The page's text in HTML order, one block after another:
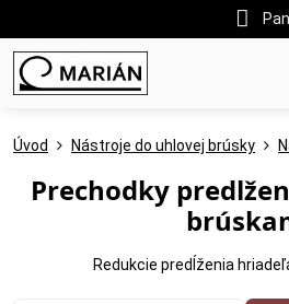
Úvod Nástroje do uhlovej brúsky
Prechodky
Redukcie predĺženia